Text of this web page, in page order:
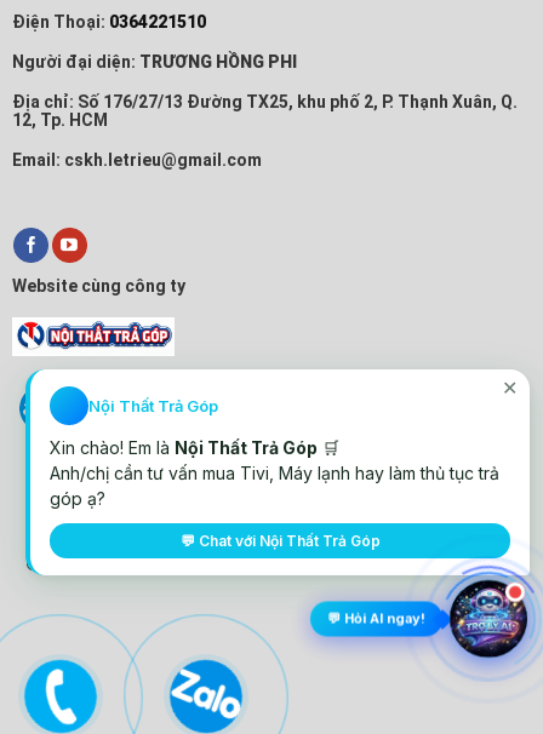
Điện Thoại: 0364221510
Người đại diện: TRƯƠNG HỒNG PHI
Địa chỉ: Số 176/27/13 Đường TX25, khu phố 2, P. Thạnh Xuân, Q.
12, Tp. HCM
Email: cskh.letrieu@gmail.com
Website cùng công ty
© All rights reserved. Thiết kế website Điện Máy Lê Triều
✕
Nội Thất Trả Góp
Xin chào! Em là Nội Thất Trả Góp 🛒
Anh/chị cần tư vấn mua Tivi, Máy lạnh hay làm thủ tục trả
góp ạ?
💬 Chat với Nội Thất Trả Góp
💬 Hỏi AI ngay!